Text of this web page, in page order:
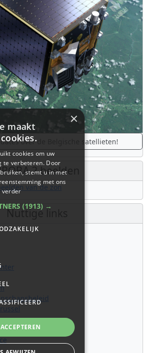
over de Belgische satellieten!
2 beelden
Nuttige links
×
maakt
cookies om uw
te verbeteren. Door
stemt u in met
met ons
verder
(1913) →